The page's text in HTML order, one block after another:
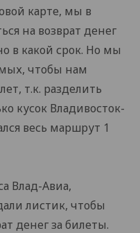
карте, мы в
на возврат денег
в какой срок. Но мы
чтобы нам
т.к. разделить
кусок Владивосток-
весь маршрут 1
Влад-Авиа,
листик, чтобы
денег за билеты.